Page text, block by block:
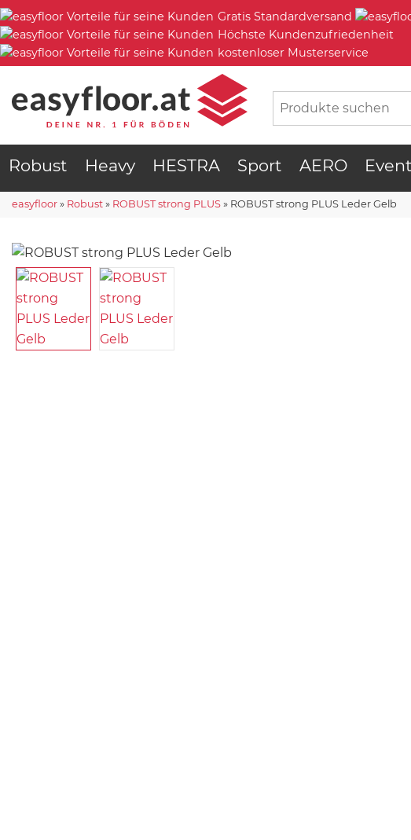
Gratis Standardversand
Höchste Kundenzufriedenheit
kostenloser Musterservice
Robust Heavy HESTRA Sport AERO Event
easyfloor » Robust » ROBUST strong PLUS » ROBUST strong PLUS Leder Gelb